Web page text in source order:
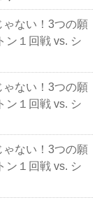
ゃない！3つの願
ン１回戦 vs. シ
ゃない！3つの願
ン１回戦 vs. シ
ゃない！3つの願
ン１回戦 vs. シ